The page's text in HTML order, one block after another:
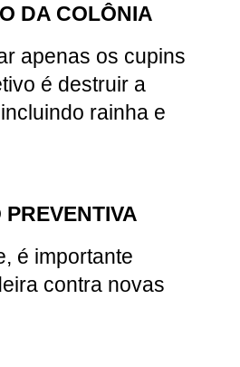
DA COLÔNIA
apenas os cupins
é destruir a
rainha e
é importante
contra novas